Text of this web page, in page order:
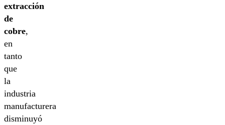
extracción
de
cobre,
en
tanto
que
la
industria
manufacturera
disminuyó